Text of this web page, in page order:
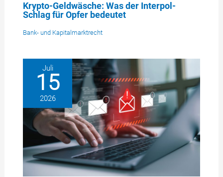
Krypto-Geldwäsche: Was der Interpol-
Schlag für Opfer bedeutet
Bank- und Kapitalmarktrecht
Juli
15
2026